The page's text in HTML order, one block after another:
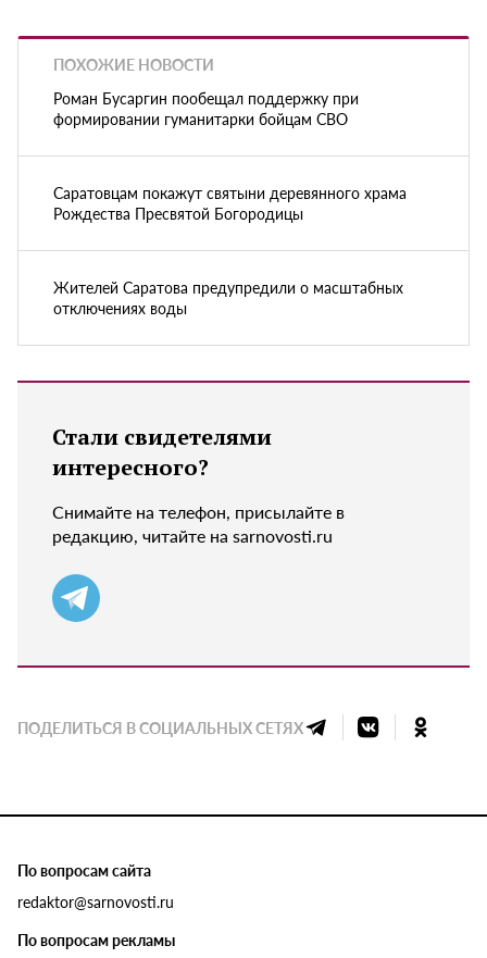
ПОХОЖИЕ НОВОСТИ
Роман Бусаргин пообещал поддержку при
формировании гуманитарки бойцам СВО
Саратовцам покажут святыни деревянного храма
Рождества Пресвятой Богородицы
Жителей Саратова предупредили о масштабных
отключениях воды
Стали свидетелями
интересного?
Снимайте на телефон, присылайте в
редакцию, читайте на sarnovosti.ru
ПОДЕЛИТЬСЯ В СОЦИАЛЬНЫХ СЕТЯХ
По вопросам сайта
redaktor@sarnovosti.ru
По вопросам рекламы